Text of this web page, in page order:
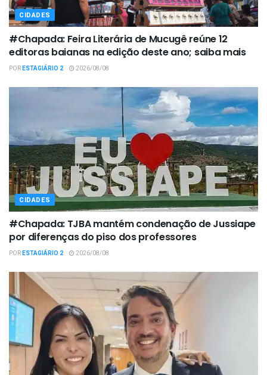
CIDADES
#Chapada: Feira Literária de Mucugê reúne 12
editoras baianas na edição deste ano; saiba mais
PORESTAGIÁRIO 2 2026/08/08
CIDADES
#Chapada: TJBA mantém condenação de Jussiape
por diferenças do piso dos professores
PORESTAGIÁRIO 2 2026/08/08